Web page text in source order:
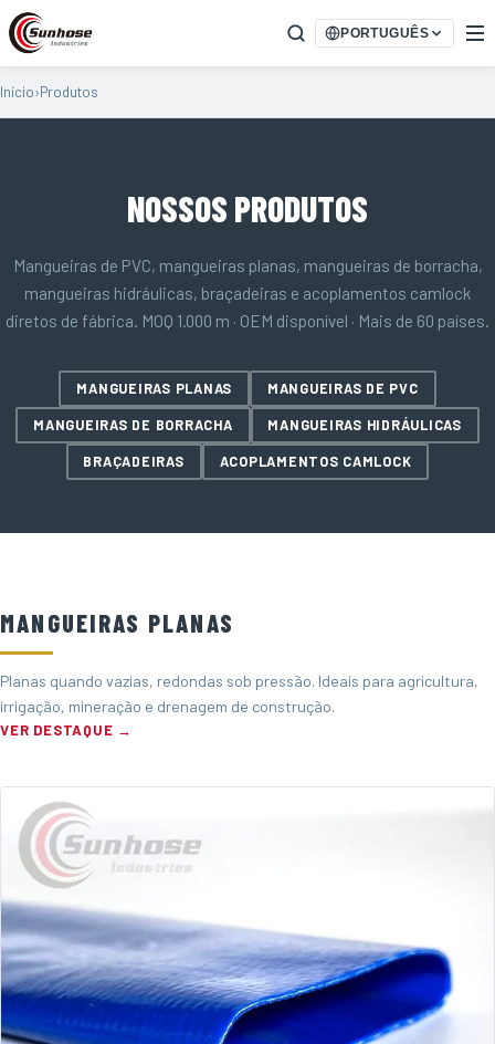
PORTUGUÊS
Início›Produtos
NOSSOS PRODUTOS
Mangueiras de PVC, mangueiras planas, mangueiras de borracha,
mangueiras hidráulicas, braçadeiras e acoplamentos camlock
diretos de fábrica. MOQ 1.000 m · OEM disponível · Mais de 60 países.
MANGUEIRAS PLANAS MANGUEIRAS DE PVC
MANGUEIRAS DE BORRACHA MANGUEIRAS HIDRÁULICAS
BRAÇADEIRAS ACOPLAMENTOS CAMLOCK
MANGUEIRAS PLANAS
Planas quando vazias, redondas sob pressão. Ideais para agricultura,
irrigação, mineração e drenagem de construção.
VER DESTAQUE →